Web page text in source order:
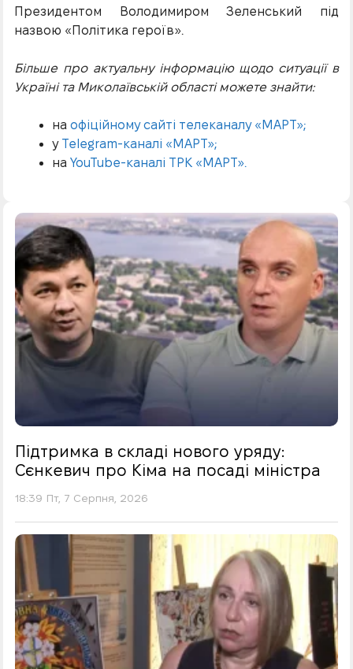
Президентом Володимиром Зеленський під
назвою «Політика героїв».
Більше про актуальну інформацію щодо ситуації в
Україні та Миколаївській області можете знайти:
на офіційному сайті телеканалу «МАРТ»;
у Telegram-каналі «МАРТ»;
на YouTube-каналі ТРК «МАРТ».
Підтримка в складі нового уряду:
Сєнкевич про Кіма на посаді міністра
18:39 Пт, 7 Серпня, 2026